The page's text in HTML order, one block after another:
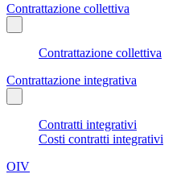
Contrattazione collettiva
Contrattazione collettiva
Contrattazione integrativa
Contratti integrativi
Costi contratti integrativi
OIV